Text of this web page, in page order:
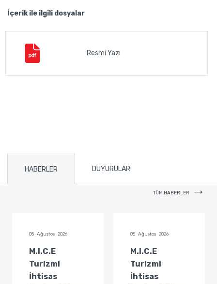
İçerik ile ilgili dosyalar
Resmi Yazı
HABERLER DUYURULAR
TÜM HABERLER
05 Ağustos 2026
M.I.C.E
Turizmi
İhtisas
05 Ağustos 2026
M.I.C.E
Turizmi
İhtisas